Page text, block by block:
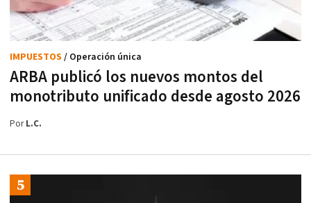
ARBA publicó los nuevos montos del
monotributo unificado desde agosto 2026
IMPUESTOS / Operación única
PorL.C.